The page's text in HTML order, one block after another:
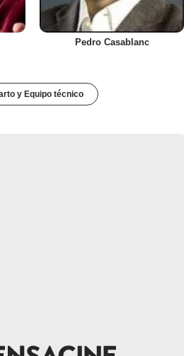
Pedro Casablanc
y Equipo técnico